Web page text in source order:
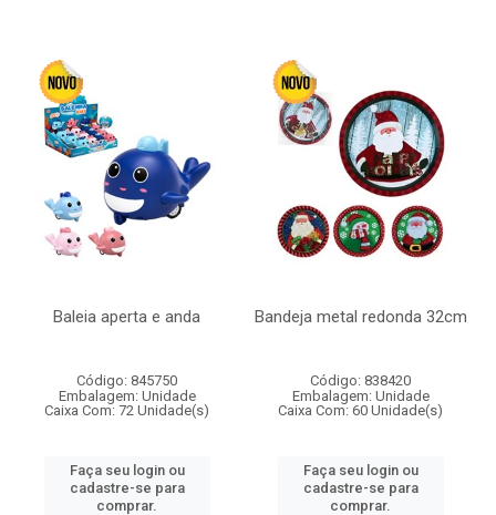
Baleia aperta e anda
Código: 845750
Embalagem: Unidade
Caixa Com: 72 Unidade(s)
Faça seu login ou
cadastre-se para
comprar.
Bandeja metal redonda 32cm
Código: 838420
Embalagem: Unidade
Caixa Com: 60 Unidade(s)
Faça seu login ou
cadastre-se para
comprar.